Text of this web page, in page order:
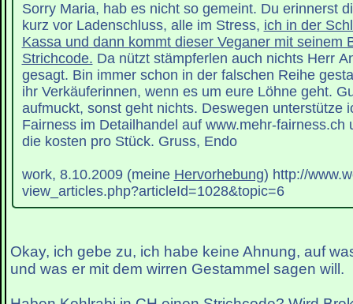
Sorry Maria, hab es nicht so gemeint. Du erinnerst
kurz vor Ladenschluss, alle im Stress, ich in der
Kassa und dann kommt dieser Veganer mit seinem
Strichcode. Da nützt stämpferlen auch nichts Herr
gesagt. Bin immer schon in der falschen Reihe
ihr Verkäuferinnen, wenn es um eure Löhne geht.
aufmuckt, sonst geht nichts. Deswegen unterstütze
Fairness im Detailhandel auf www.mehr-fairness.ch
die kosten pro Stück. Gruss, Endo
work, 8.10.2009 (meine Hervorhebung) http://
view_articles.php?articleId=1028&topic=6
Okay, ich gebe zu, ich habe keine Ahnung, auf
und was er mit dem wirren Gestammel sagen will.